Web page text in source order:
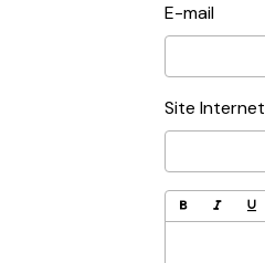
E-mail
Site Internet